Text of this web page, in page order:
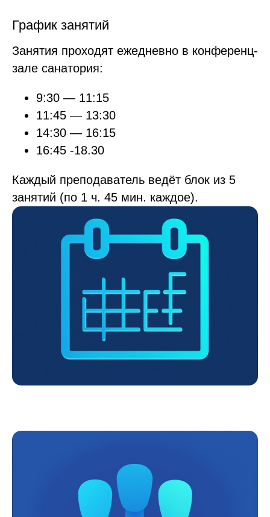
График занятий
Занятия проходят ежедневно в конференц-
зале санатория:
9:30 — 11:15
11:45 — 13:30
14:30 — 16:15
16:45 -18.30
Каждый преподаватель ведёт блок из 5
занятий (по 1 ч. 45 мин. каждое).